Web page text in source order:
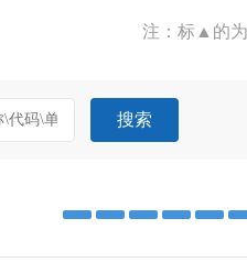
注：标▲的
搜索